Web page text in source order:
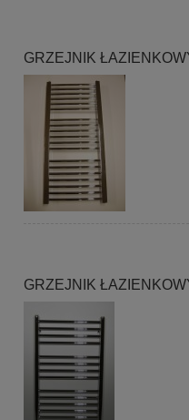
GRZEJNIK
GRZEJNIK